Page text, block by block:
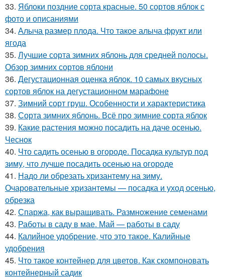
33. Яблоки поздние сорта красные. 50 сортов яблок с
фото и описаниями
34. Алыча размер плода. Что такое алыча фрукт или
ягода
35. Лучшие сорта зимних яблонь для средней полосы.
Обзор зимних сортов яблони
36. Дегустационная оценка яблок. 10 самых вкусных
сортов яблок на дегустационном марафоне
37. Зимний сорт груш. Особенности и характеристика
38. Сорта зимних яблонь. Всё про зимние сорта яблок
39. Какие растения можно посадить на даче осенью.
Чеснок
40. Что садить осенью в огороде. Посадка культур под
зиму, что лучше посадить осенью на огороде
41. Надо ли обрезать хризантему на зиму.
Очаровательные хризантемы — посадка и уход осенью,
обрезка
42. Спаржа, как выращивать. Размножение семенами
43. Работы в саду в мае. Май — работы в саду
44. Калийное удобрение, что это такое. Калийные
удобрения
45. Что такое контейнер для цветов. Как скомпоновать
контейнерный садик